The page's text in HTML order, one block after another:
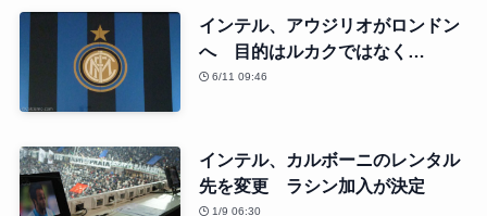
インテル、アウジリオがロンドン
へ 目的はルカクではなく…
6/11 09:46
インテル、カルボーニのレンタル
先を変更 ラシン加入が決定
1/9 06:30